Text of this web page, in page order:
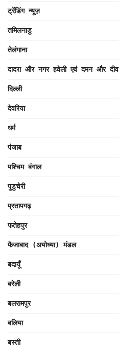
ट्रेंडिंग न्यूज़
तमिलनाडु
तेलंगाना
दादरा और नगर हवेली एवं दमन और दीव
दिल्ली
देवरिया
धर्म
पंजाब
पश्चिम बंगाल
पुडुचेरी
प्रतापगढ़
फतेहपुर
फैजाबाद (अयोध्या) मंडल
बदायूँ
बरेली
बलरामपुर
बलिया
बस्ती